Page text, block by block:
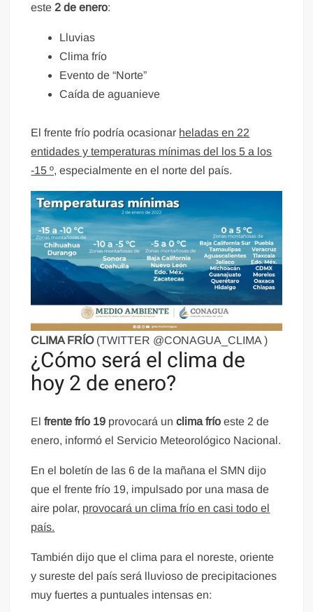
este 2 de enero:
Lluvias
Clima frío
Evento de “Norte”
Caída de aguanieve
El frente frío podría ocasionar heladas en 22
entidades y temperaturas mínimas del los 5 a los
-15 º, especialmente en el norte del país.
CLIMA FRÍO (TWITTER @CONAGUA_CLIMA )
¿Cómo será el clima de
hoy 2 de enero?
Elfrente frío 19 provocará unclimafrío este 2 de
enero, informó el Servicio Meteorológico Nacional.
En el boletín de las 6 de la mañana el SMN dijo
que el frente frío 19, impulsado por una masa de
aire polar, provocará un clima frío en casi todo el
país.
También dijo que el clima para el noreste, oriente
y sureste del país será lluvioso de precipitaciones
muy fuertes a puntuales intensas en: